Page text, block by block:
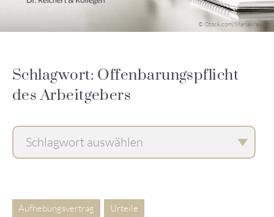
Arbeitsrecht
© iStock.com/Mariakray
Schlagwort: Offenbarungspflicht
des Arbeitgebers
Aufhebungsvertrag Urteile